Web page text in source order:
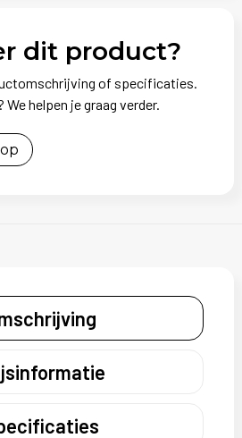
dit product?
of specificaties.
helpen je graag verder.